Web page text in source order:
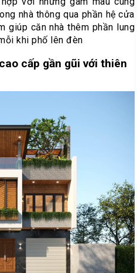
nhà thông qua phần hệ cửa
giúp căn nhà thêm phần lung
khi phố lên đèn
cấp gần gũi với thiên